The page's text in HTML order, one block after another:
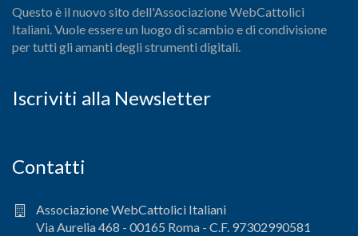
Questo è il nuovo sito dell'Associazione WebCattolici
Italiani. Vuole essere un luogo di scambio e di condivisione
per tutti gli amanti degli strumenti digitali.
Iscriviti alla Newsletter
Contatti
Associazione WebCattolici Italiani
Via Aurelia 468 - 00165 Roma - C.F. 97302990581